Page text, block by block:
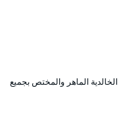
الماهر والمختص بجميع